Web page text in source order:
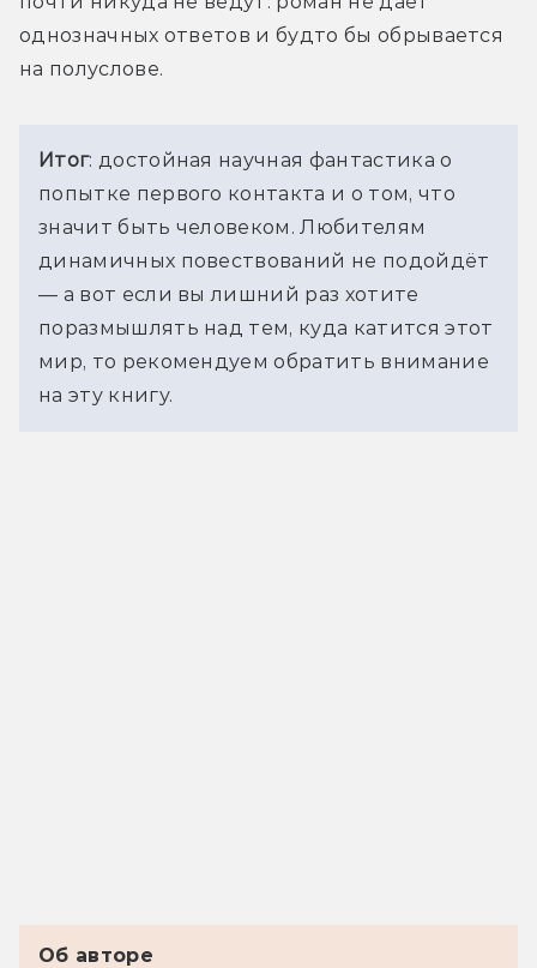
однозначных ответов и будто бы обрывается
на полуслове.
Итог: достойная научная фантастика о
попытке первого контакта и о том, что
значит быть человеком. Любителям
динамичных повествований не подойдёт
— а вот если вы лишний раз хотите
поразмышлять над тем, куда катится этот
мир, то рекомендуем обратить внимание
на эту книгу.
Об авторе